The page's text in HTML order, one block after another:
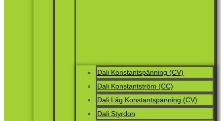
Dali Konstantspänning (CV)
Dali Konstantström (CC)
Dali Låg Konstantspänning (CV)
Dali Styrdon